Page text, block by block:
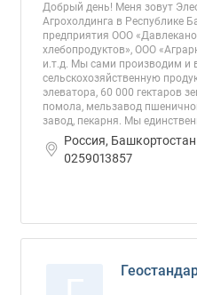
Добрый день! Меня зовут
Агрохолдинга в Республике
предприятия ООО
хлебопродуктов», ООО
и.т.д. Мы сами производим и
сельскохозяйственную
элеватора, 60 000 гектаров
помола, мельзавод
завод, пекарня. Мы
Россия,
0259013857